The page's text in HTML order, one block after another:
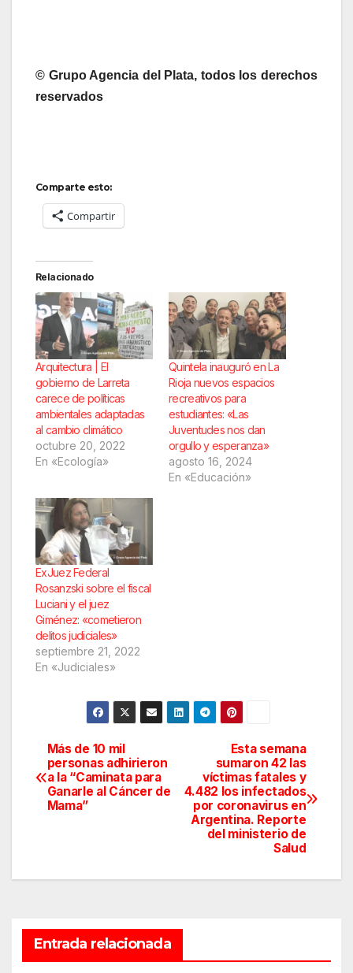
© Grupo Agencia del Plata, todos los derechos
reservados
Comparte esto:
Compartir
Relacionado
Arquitectura | El
gobierno de Larreta
carece de políticas
ambientales adaptadas
al cambio climático
octubre 20, 2022
En «Ecología»
Quintela inauguró en La
Rioja nuevos espacios
recreativos para
estudiantes: «Las
Juventudes nos dan
orgullo y esperanza»
agosto 16, 2024
En «Educación»
ExJuez Federal
Rosanzski sobre el fiscal
Luciani y el juez
Giménez: «cometieron
delitos judiciales»
septiembre 21, 2022
En «Judiciales»
Navegación
de
Esta semana
sumaron 42 las
víctimas fatales y
4.482 los infectados
por coronavirus en
Argentina. Reporte
del ministerio de
Salud
Más de 10 mil
personas adhirieron
a la “Caminata para
Ganarle al Cáncer de
Mama”
Entrada relacionada